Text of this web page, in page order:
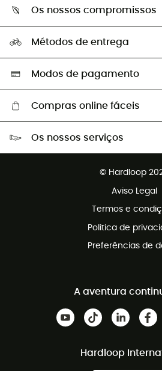
Guia de tamanhos
Trocas & Devoluções
Os nossos embaixadores
Os nossos compromissos
Seleção eco-responsável
Métodos de entrega
Modos de pagamento
Compras online fáceis
Devoluções gratuitas em 100 dias
Os nossos serviços
© Hardloop
Aviso Legal
Termos e
Politica de
Preferências de
A aventura
Hardloop